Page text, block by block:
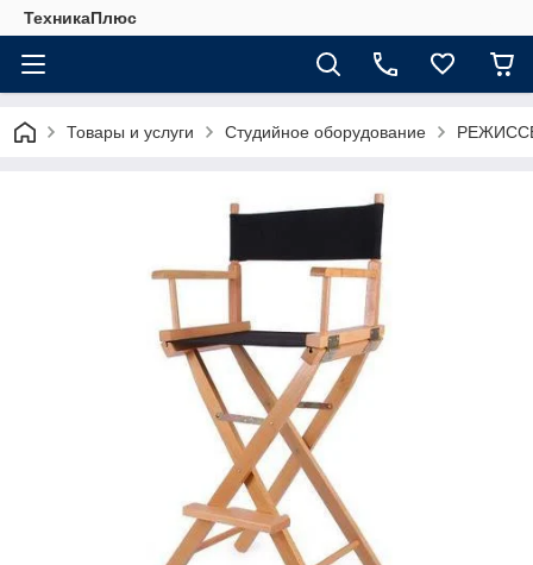
ТехникаПлюс
Товары и услуги Студийное оборудование